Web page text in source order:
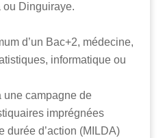
ou Dinguiraye.
d’un Bac+2, médecine,
informatique ou
une campagne de
imprégnées
durée d’action (MILDA)